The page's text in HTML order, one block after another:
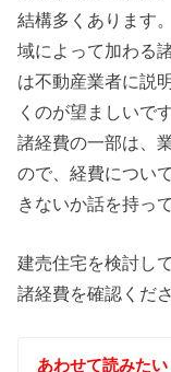
結構多くあります
域によって加わる
は不動産業者に説
くのが望ましいです
諸経費の一部は、
ので、経費につい
きないか話を持っ
建売住宅を検討し
諸経費を確認くださ
あわせて読みたい